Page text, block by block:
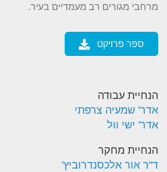
מרחבי מגורים רב מעמדיים בעיר.
ספר פרויקט
הנחיית עבודה
אדר' שמעיה צרפתי
אדר' ישי וול
הנחיית מחקר
ד"ר אור אלכסנדרוביץ'